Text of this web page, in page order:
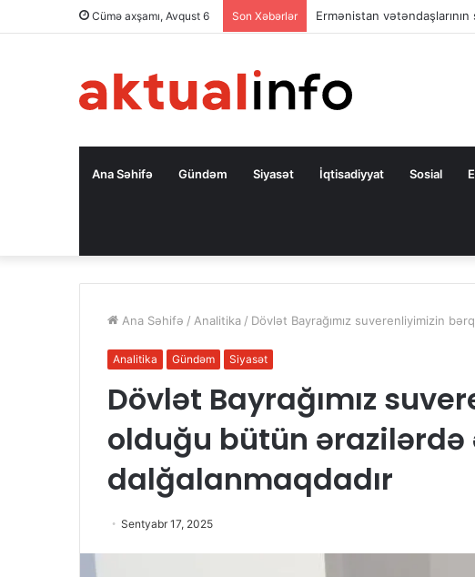
Cümə axşamı, Avqust 6 Son Xəbərlər Ermənistan
Ana Səhifə Gündəm Siyasət İqtisadiyyat Sosial
Ana Səhifə / Analitika / Dövlət Bayrağımız suverenliyimizin
Analitika Gündəm Siyasət
Dövlət Bayrağımız
olduğu bütün ərazilərdə
dalğalanmaqdadır
Sentyabr 17, 2025